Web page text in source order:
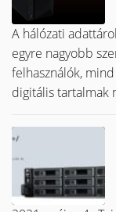
A hálózati
egyre nagyobb
felhasználók,
digitális tartalmak